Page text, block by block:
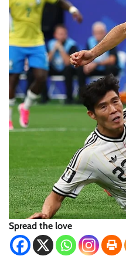
Spread the love